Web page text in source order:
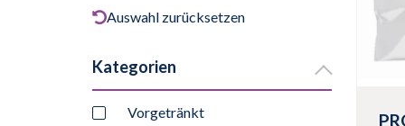
Auswahl zurücksetzen
Kategorien
Vorgetränkt